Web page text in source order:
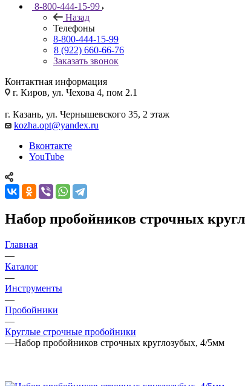
8-800-444-15-99
Назад
Телефоны
8-800-444-15-99
8 (922) 660-66-76
Заказать звонок
Контактная информация
г. Киров, ул. Чехова 4, пом 2.1
г. Казань, ул. Чернышевского 35, 2 этаж
kozha.opt@yandex.ru
Вконтакте
YouTube
Набор пробойников строчных
Главная
—
Каталог
—
Инструменты
—
Пробойники
—
Круглые строчные пробойники
—Набор пробойников строчных круглозубых, 4/5мм